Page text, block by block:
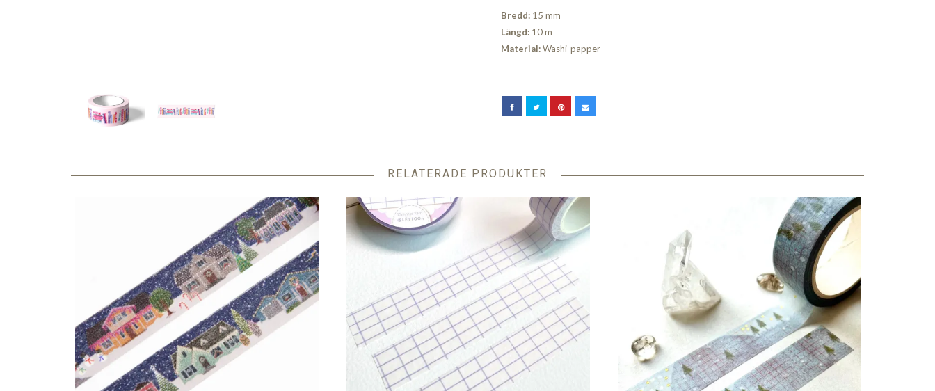
Bredd: 15 mm
Längd: 10 m
Material:Washi-papper
RELATERADE PRODUKTER